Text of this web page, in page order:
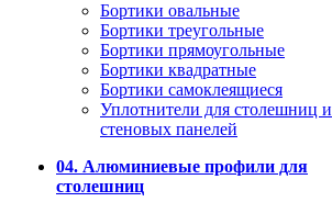
Бортики овальные
Бортики треугольные
Бортики прямоугольные
Бортики квадратные
Бортики самоклеящиеся
Уплотнители для столешниц и
стеновых панелей
04. Алюминиевые профили для
столешниц